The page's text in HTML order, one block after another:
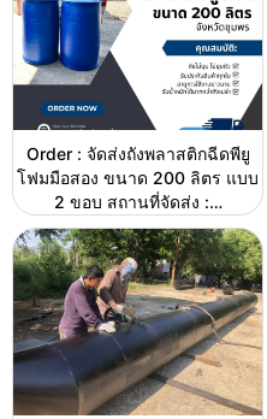
Order : จัดส่งถังพลาสติกฉีดพียู
โฟมมือสอง ขนาด 200 ลิตร แบบ
2 ขอบ สถานที่จัดส่ง :…